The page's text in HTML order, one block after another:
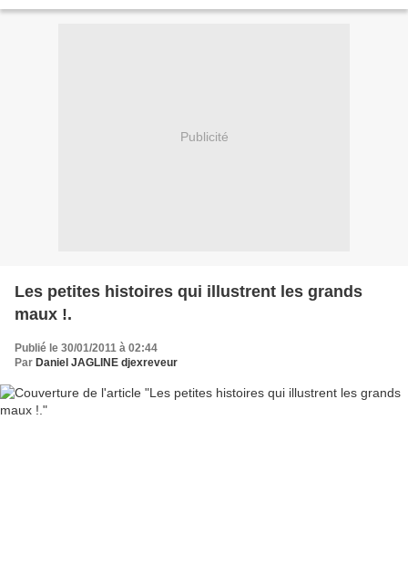
Publicité
Les petites histoires qui illustrent les grands
maux !.
Publié le 30/01/2011 à 02:44
Par Daniel JAGLINE djexreveur